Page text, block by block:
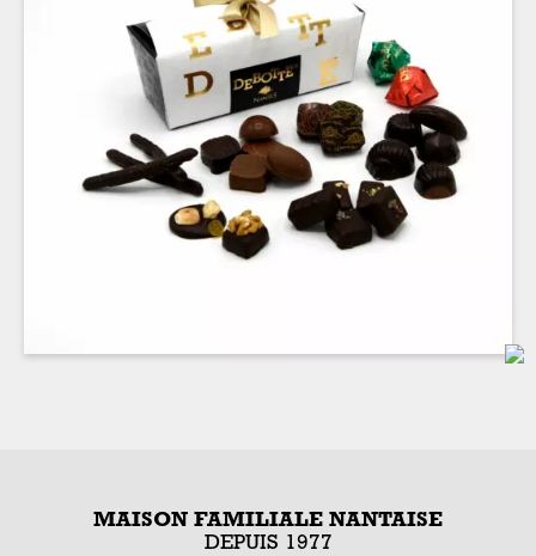
MAISON FAMILIALE NANTAISE
DEPUIS 1977